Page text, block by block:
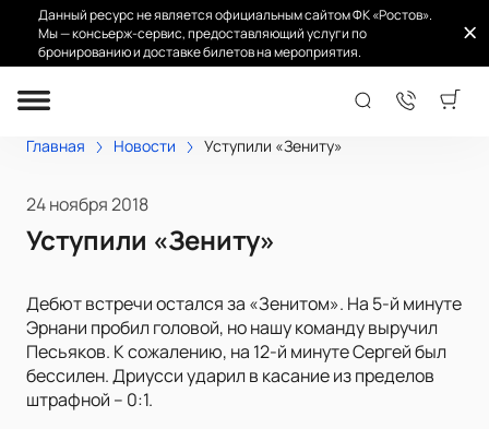
Данный ресурс не является официальным сайтом ФК «Ростов».
Мы — консьерж-сервис, предоставляющий услуги по
бронированию и доставке билетов на мероприятия.
Главная Новости Уступили «Зениту»
24 ноября 2018
Уступили «Зениту»
Дебют встречи остался за «Зенитом». На 5-й минуте
Эрнани пробил головой, но нашу команду выручил
Песьяков. К сожалению, на 12-й минуте Сергей был
бессилен. Дриусси ударил в касание из пределов
штрафной – 0:1.